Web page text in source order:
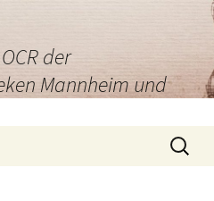
der
Mannheim und
Suchen
nach: